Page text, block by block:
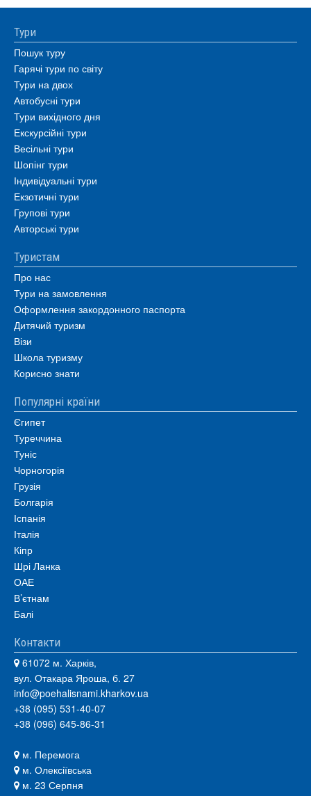
Тури
Пошук туру
Гарячі тури по світу
Тури на двох
Автобусні тури
Тури вихідного дня
Екскурсійні тури
Весільні тури
Шопінг тури
Індивідуальні тури
Екзотичні тури
Групові тури
Авторські тури
Туристам
Про нас
Тури на замовлення
Оформлення закордонного паспорта
Дитячий туризм
Візи
Школа туризму
Корисно знати
Популярні країни
Єгипет
Туреччина
Туніс
Чорногорія
Грузія
Болгарія
Іспанія
Італія
Кіпр
Шрі Ланка
ОАЕ
В’єтнам
Балі
Контакти
61072 м. Харків,
вул. Отакара Яроша, б. 27
info@poehalisnami.kharkov.ua
+38 (095) 531-40-07
+38 (096) 645-86-31
м. Перемога
м. Олексіївська
м. 23 Серпня